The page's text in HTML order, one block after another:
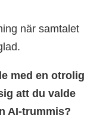
när samtalet
med en otrolig
att du valde
AI-trummis?